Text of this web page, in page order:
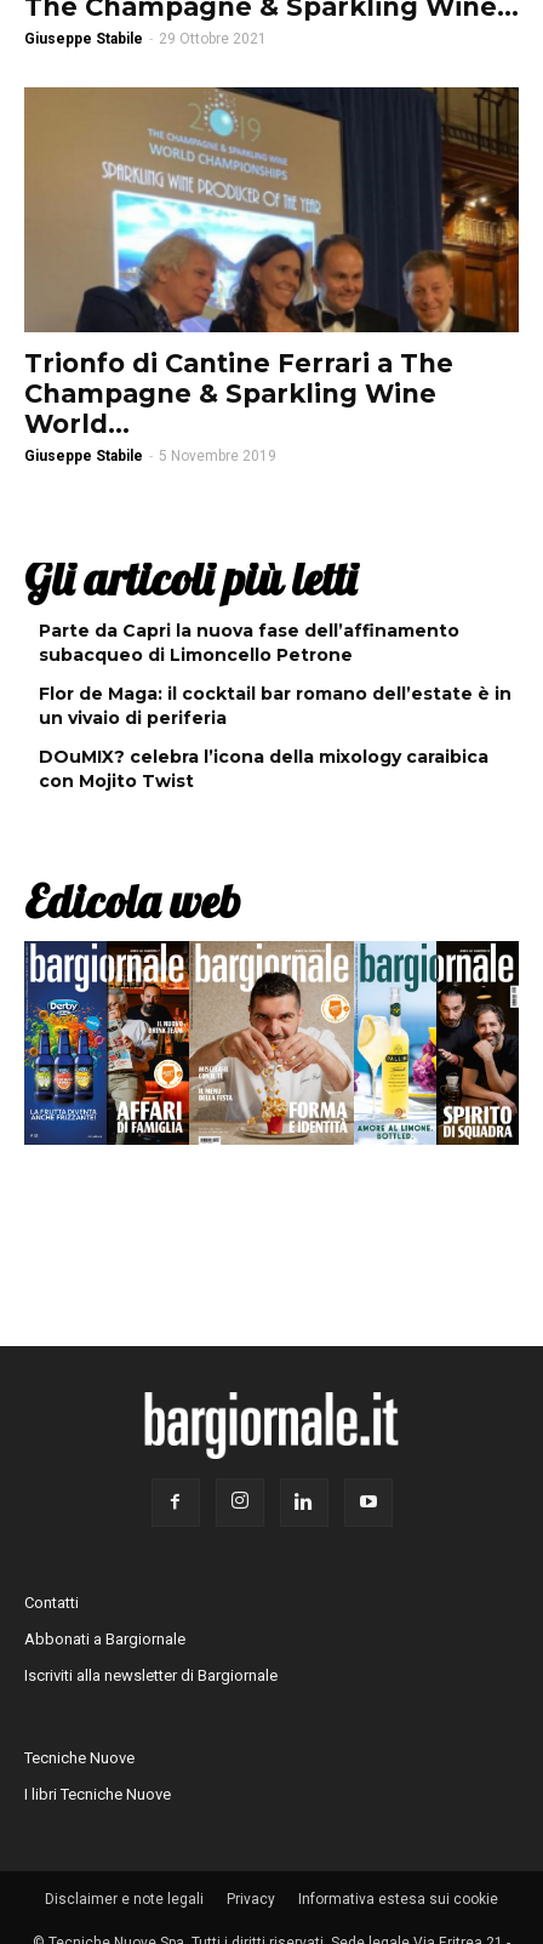
The Champagne & Sparkling Wine...
Giuseppe Stabile - 29 Ottobre 2021
Trionfo di Cantine Ferrari a The
Champagne & Sparkling Wine
World...
Giuseppe Stabile - 5 Novembre 2019
Gli articoli più letti
Parte da Capri la nuova fase dell’affinamento
subacqueo di Limoncello Petrone
Flor de Maga: il cocktail bar romano dell’estate è in
un vivaio di periferia
DOuMIX? celebra l’icona della mixology caraibica
con Mojito Twist
Edicola web
Contatti
Abbonati a Bargiornale
Iscriviti alla newsletter di Bargiornale
Tecniche Nuove
I libri Tecniche Nuove
Disclaimer e note legali Privacy Informativa estesa sui cookie